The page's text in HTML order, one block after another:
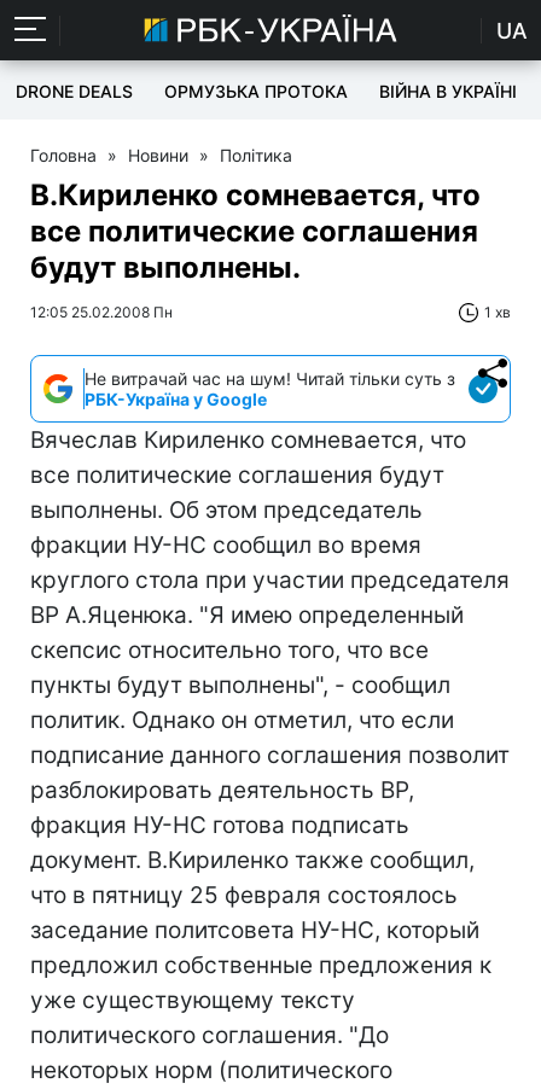
UA
DRONE DEALS ОРМУЗЬКА ПРОТОКА ВІЙНА В УКРАЇНІ
Головна » Новини » Політика
В.Кириленко сомневается, что
все политические соглашения
будут выполнены.
12:05 25.02.2008 Пн 1 хв
Не витрачай час на шум! Читай тільки суть з
РБК-Україна у Google
Вячеслав Кириленко сомневается, что
все политические соглашения будут
выполнены. Об этом председатель
фракции НУ-НС сообщил во время
круглого стола при участии председателя
ВР А.Яценюка. "Я имею определенный
скепсис относительно того, что все
пункты будут выполнены", - сообщил
политик. Однако он отметил, что если
подписание данного соглашения позволит
разблокировать деятельность ВР,
фракция НУ-НС готова подписать
документ. В.Кириленко также сообщил,
что в пятницу 25 февраля состоялось
заседание политсовета НУ-НС, который
предложил собственные предложения к
уже существующему тексту
политического соглашения. "До
некоторых норм (политического